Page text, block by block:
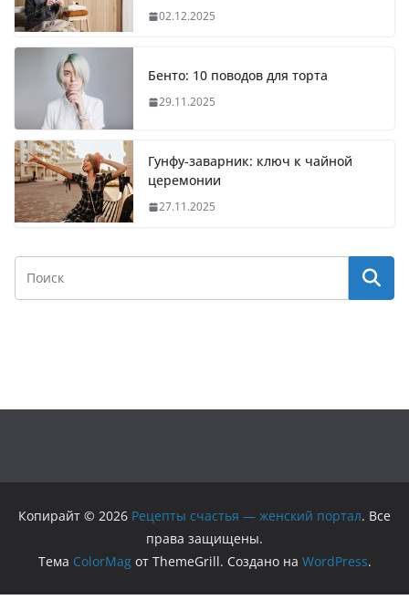
02.12.2025
Бенто: 10 поводов для торта
29.11.2025
Гунфу-заварник: ключ к чайной
церемонии
27.11.2025
Копирайт © 2026 Рецепты счастья — женский портал. Все
права защищены.
Тема ColorMagот ThemeGrill. Создано на WordPress.